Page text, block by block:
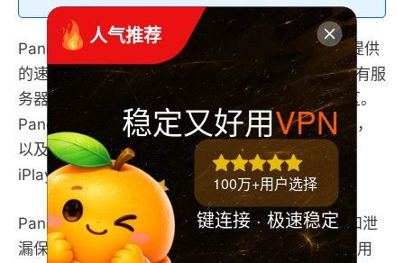
Panda VPN是一家规模较小的VPN服务商，但它提供
的速度和安全性可与大型竞争对手媲美。尽管它只有服
务器数量不多，但它们分布在用户常用的国家/地区。
Panda VPN可以解锁台湾的流媒体服务，如KKTV，
以及西方的Netflix、Hulu、Prime Video和BBC
iPlayer等流媒体服务，具有少量的。
Panda VPN使用不可破解的加密、网络终止开关和泄
漏保护，以防止任何数据泄漏到VPN隧道之外。适用
人气推荐
稳定又好用VPN
100万+用户选择
键连接 · 极速稳定